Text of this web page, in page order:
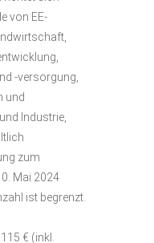
von EE-
-versorgung,
und
Industrie,
zum
Mai 2024
ist begrenzt.
€ (inkl.